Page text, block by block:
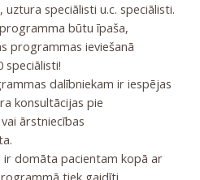
speciālisti u.c. speciālisti.
būtu īpaša,
programmas ieviešanā
speciālisti!
dalībniekam ir iespējas
konsultācijas pie
ārstniecības
domāta pacientam kopā ar